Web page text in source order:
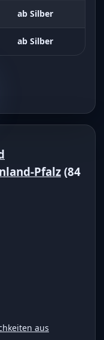
ab Silber
ab Silber
Pfalz (84
aus